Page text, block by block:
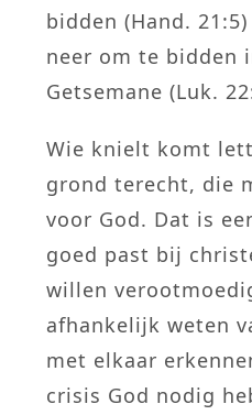
bidden (Hand.
neer om te bidden
Getsemane (Luk.
Wie knielt komt
grond terecht, die
voor God. Dat is
goed past bij
willen
afhankelijk weten
met elkaar
crisis God nodig